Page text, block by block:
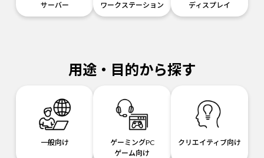
サーバー ワークステーション ディスプレイ
用途・目的から探す
一般向け
ゲーミングPC
ゲーム向け
クリエイティブ向け